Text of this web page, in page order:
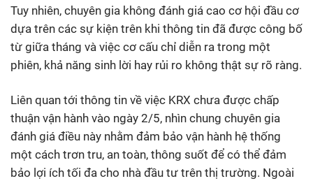
Tuy nhiên, chuyên gia không đánh giá cao cơ hội đầu cơ
dựa trên các sự kiện trên khi thông tin đã được công bố
từ giữa tháng và việc cơ cấu chỉ diễn ra trong một
phiên, khả năng sinh lời hay rủi ro không thật sự rõ ràng.
Liên quan tới thông tin về việc KRX chưa được chấp
thuận vận hành vào ngày 2/5, nhìn chung chuyên gia
đánh giá điều này nhằm đảm bảo vận hành hệ thống
một cách trơn tru, an toàn, thông suốt để có thể đảm
bảo lợi ích tối đa cho nhà đầu tư trên thị trường. Ngoài